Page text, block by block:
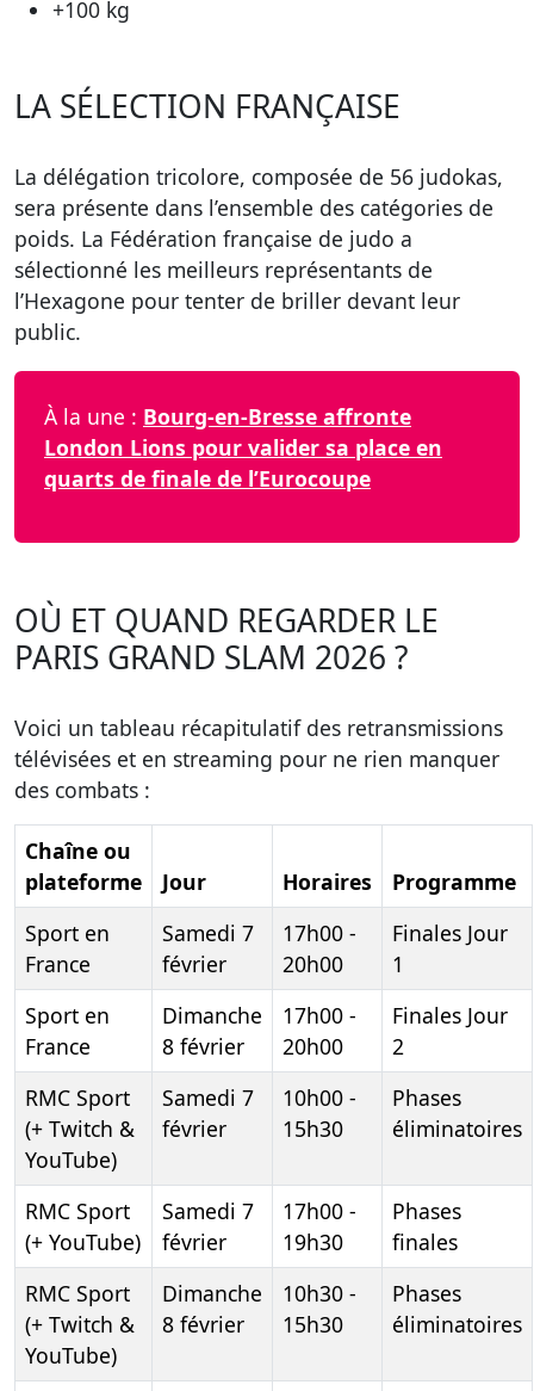
+100 kg
LA SÉLECTION FRANÇAISE
La délégation tricolore, composée de 56 judokas,
sera présente dans l’ensemble des catégories de
poids. La Fédération française de judo a
sélectionné les meilleurs représentants de
l’Hexagone pour tenter de briller devant leur
public.
À la une : Bourg-en-Bresse affronte
London Lions pour valider sa place en
quarts de finale de l’Eurocoupe
OÙ ET QUAND REGARDER LE
PARIS GRAND SLAM 2026 ?
Voici un tableau récapitulatif des retransmissions
télévisées et en streaming pour ne rien manquer
des combats :
Chaîne ou
plateforme
Jour Horaires
Programme
Sport en
France
Samedi 7
février
17h00 -
20h00
Finales Jour
1
Sport en
France
Dimanche
8 février
17h00 -
20h00
Finales Jour
2
RMC Sport
(+ Twitch &
YouTube)
Samedi 7
février
10h00 -
15h30
Phases
éliminatoires
RMC Sport
(+ YouTube)
Samedi 7
février
17h00 -
19h30
Phases
finales
RMC Sport
(+ Twitch &
YouTube)
Dimanche
8 février
10h30 -
15h30
Phases
éliminatoires